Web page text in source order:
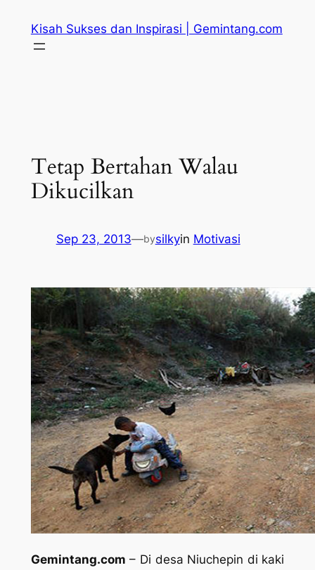
content
Kisah Sukses dan Inspirasi | Gemintang.com
Tetap Bertahan Walau
Dikucilkan
Sep 23, 2013—bysilkyin Motivasi
Gemintang.com – Di desa Niuchepin di kaki